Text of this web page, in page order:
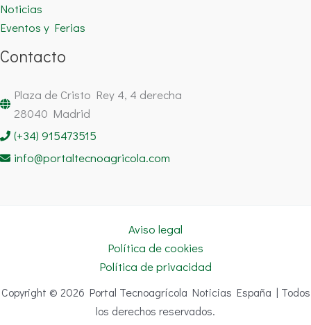
Noticias
Eventos y Ferias
Contacto
Plaza de Cristo Rey 4, 4 derecha
28040 Madrid
(+34) 915473515
info@portaltecnoagricola.com
Aviso legal
Política de cookies
Política de privacidad
Copyright © 2026 Portal Tecnoagrícola Noticias España | Todos
los derechos reservados.